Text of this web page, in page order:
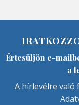
Értesüljön e-
a
A hírlevélre való